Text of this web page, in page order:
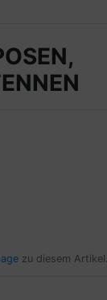
zu diesem Artikel.